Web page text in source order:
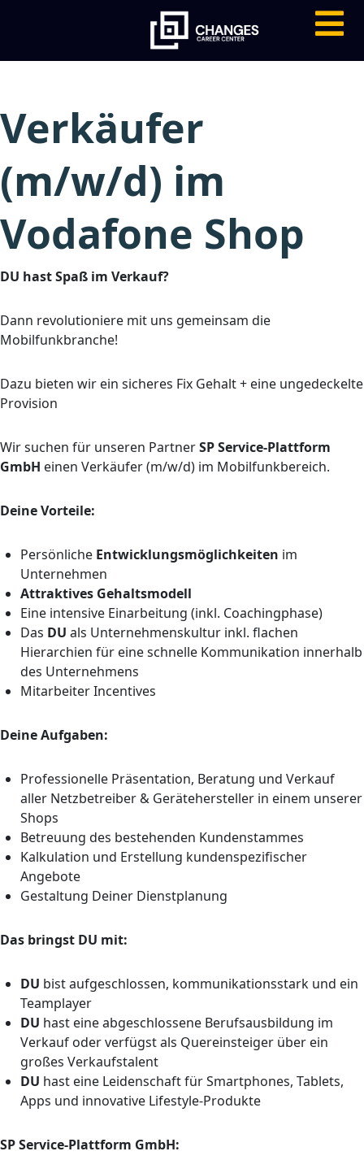
Verkäufer
(m/w/d) im
Vodafone Shop
DU hast Spaß im Verkauf?
Dann revolutioniere mit uns gemeinsam die
Mobilfunkbranche!
Dazu bieten wir ein sicheres Fix Gehalt + eine ungedeckelte
Provision
Wir suchen für unseren PartnerSP Service-Plattform
GmbH einen Verkäufer (m/w/d) im Mobilfunkbereich.
Deine Vorteile:
Persönliche Entwicklungsmöglichkeiten im
Unternehmen
Attraktives Gehaltsmodell
Eine intensive Einarbeitung (inkl. Coachingphase)
Das DU als Unternehmenskultur inkl. flachen
Hierarchien für eine schnelle Kommunikation innerhalb
des Unternehmens
Mitarbeiter Incentives
Deine Aufgaben:
Professionelle Präsentation, Beratung und Verkauf
aller Netzbetreiber & Gerätehersteller in einem unserer
Shops
Betreuung des bestehenden Kundenstammes
Kalkulation und Erstellung kundenspezifischer
Angebote
Gestaltung Deiner Dienstplanung
Das bringst DU mit:
DU bist aufgeschlossen, kommunikationsstark und ein
Teamplayer
DU hast eine abgeschlossene Berufsausbildung im
Verkauf oder verfügst als Quereinsteiger über ein
großes Verkaufstalent
DU hast eine Leidenschaft für Smartphones, Tablets,
Apps und innovative Lifestyle-Produkte
SP Service-Plattform GmbH: